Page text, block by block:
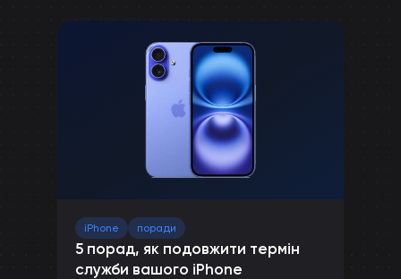
iPhone поради
5 порад, як подовжити термін
служби вашого iPhone